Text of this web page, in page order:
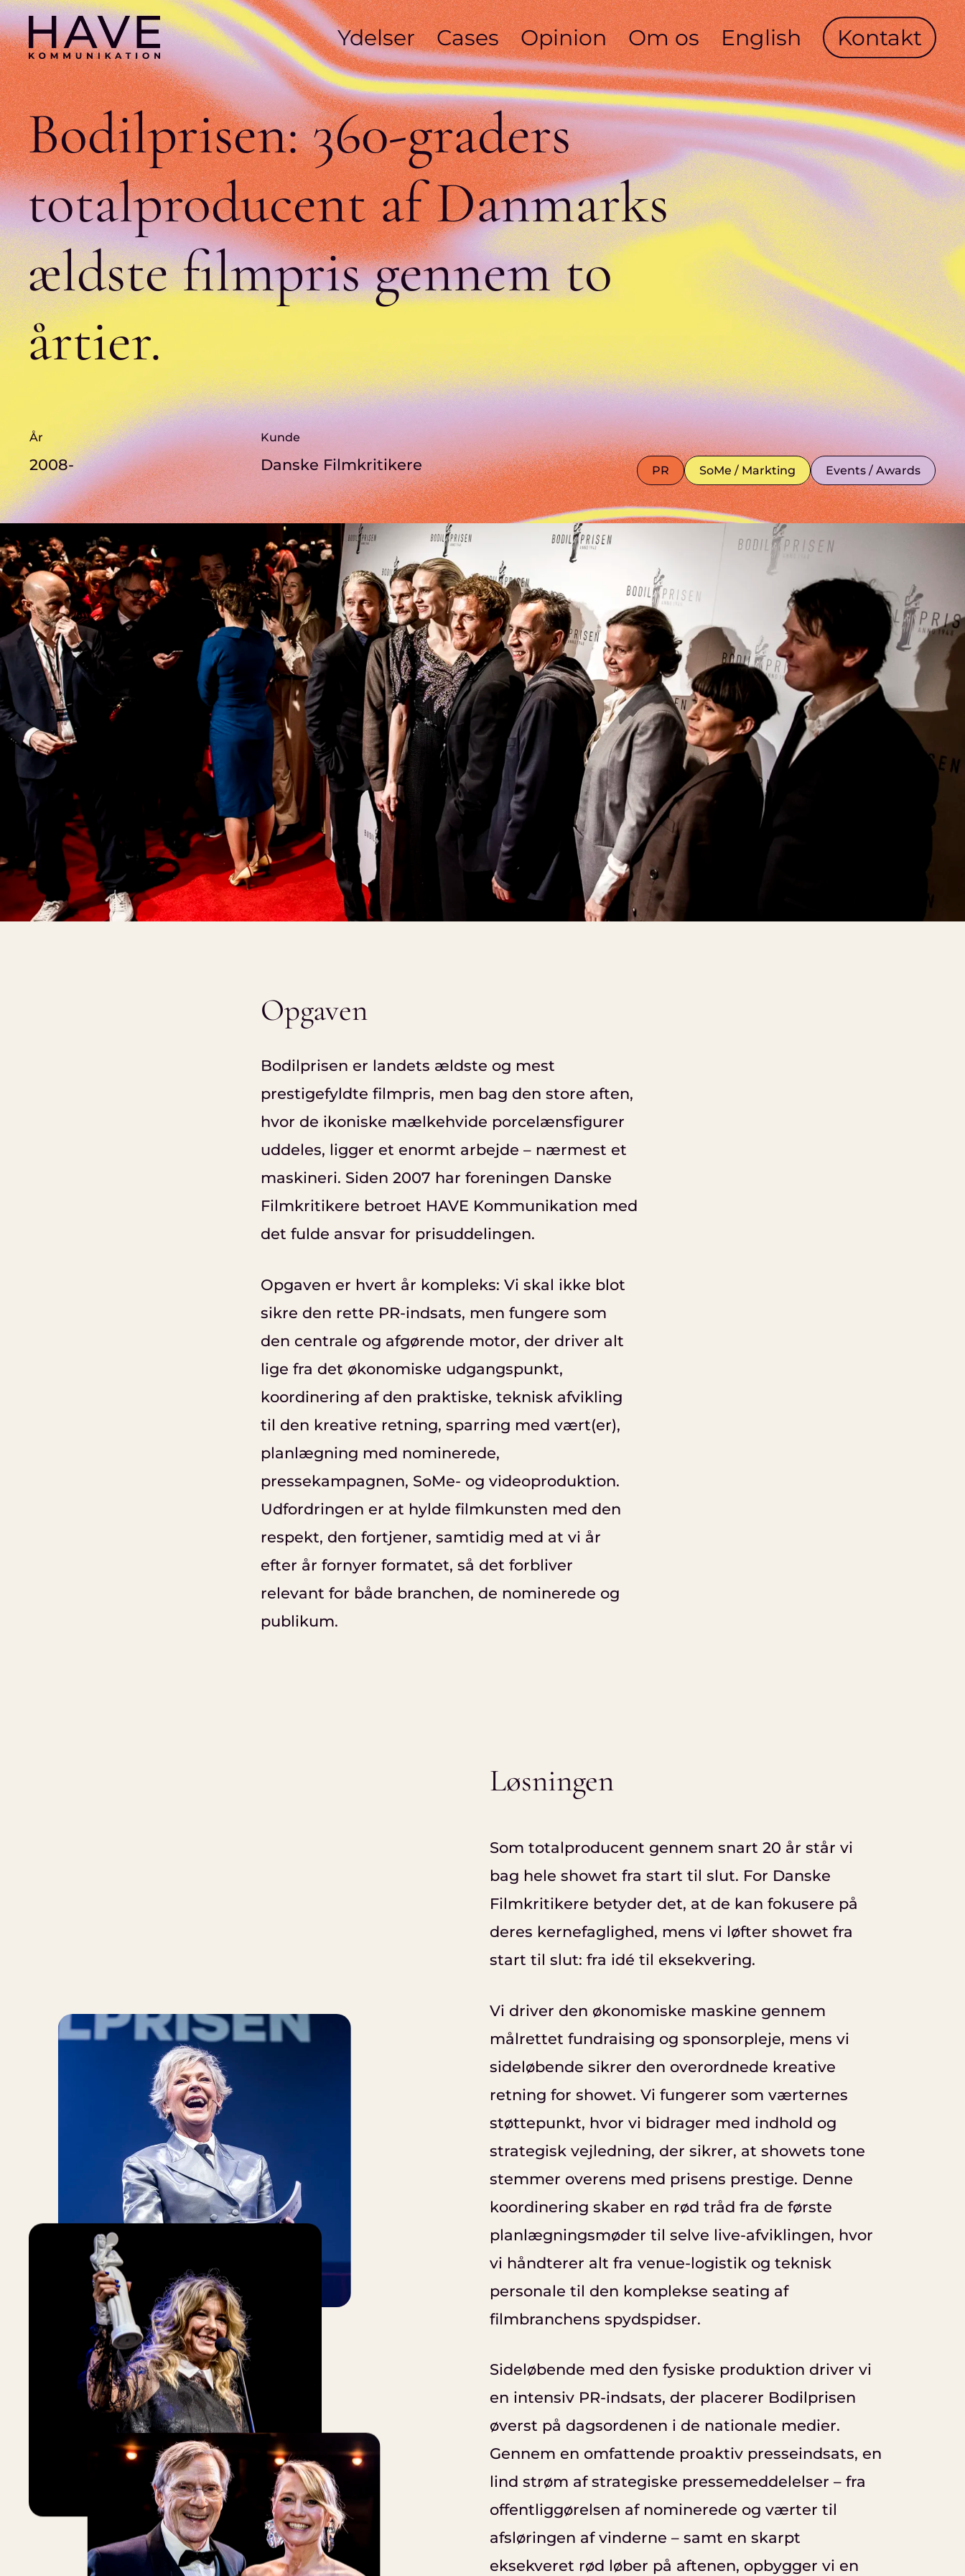
Skip
to
main
content
Ydelser Cases Opinion Om os English Kontakt
Bodilprisen:360-graders
totalproducentafDanmarks
ældstefilmprisgennemto
årtier.
År
2008-
Kunde
Danske Filmkritikere PR SoMe / Markting Events / Awards
Opgaven
Bodilprisen er landets ældste og mest
prestigefyldte filmpris, men bag den store aften,
hvor de ikoniske mælkehvide porcelænsfigurer
uddeles, ligger et enormt arbejde – nærmest et
maskineri. Siden 2007 har foreningen Danske
Filmkritikere betroet HAVE Kommunikation med
det fulde ansvar for prisuddelingen.
Opgaven er hvert år kompleks: Vi skal ikke blot
sikre den rette PR-indsats, men fungere som
den centrale og afgørende motor, der driver alt
lige fra det økonomiske udgangspunkt,
koordinering af den praktiske, teknisk afvikling
til den kreative retning, sparring med vært(er),
planlægning med nominerede,
pressekampagnen, SoMe- og videoproduktion.
Udfordringen er at hylde filmkunsten med den
respekt, den fortjener, samtidig med at vi år
efter år fornyer formatet, så det forbliver
relevant for både branchen, de nominerede og
publikum.
Løsningen
Som totalproducent gennem snart 20 år står vi
bag hele showet fra start til slut. For Danske
Filmkritikere betyder det, at de kan fokusere på
deres kernefaglighed, mens vi løfter showet fra
start til slut: fra idé til eksekvering.
Vi driver den økonomiske maskine gennem
målrettet fundraising og sponsorpleje, mens vi
sideløbende sikrer den overordnede kreative
retning for showet. Vi fungerer som værternes
støttepunkt, hvor vi bidrager med indhold og
strategisk vejledning, der sikrer, at showets tone
stemmer overens med prisens prestige. Denne
koordinering skaber en rød tråd fra de første
planlægningsmøder til selve live-afviklingen, hvor
vi håndterer alt fra venue-logistik og teknisk
personale til den komplekse seating af
filmbranchens spydspidser.
Sideløbende med den fysiske produktion driver vi
en intensiv PR-indsats, der placerer Bodilprisen
øverst på dagsordenen i de nationale medier.
Gennem en omfattende proaktiv presseindsats, en
lind strøm af strategiske pressemeddelelser – fra
offentliggørelsen af nominerede og værter til
afsløringen af vinderne – samt en skarpt
eksekveret rød løber på aftenen, opbygger vi en